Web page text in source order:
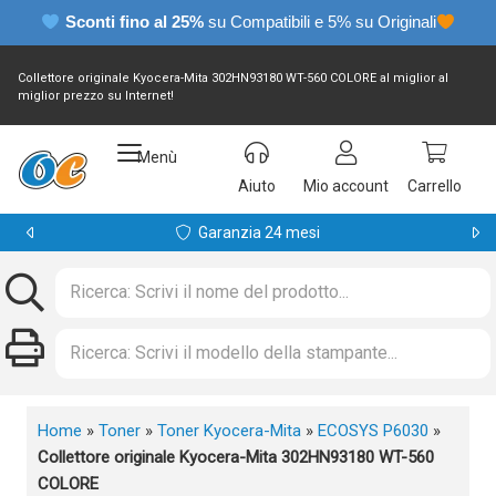
Sconti fino al 25% su Compatibili e 5% su Originali
Collettore originale Kyocera-Mita 302HN93180 WT-560 COLORE al miglior al
miglior prezzo su Internet!
Menù
Aiuto
Mio account Carrello
Garanzia 24 mesi
Home » Toner » Toner Kyocera-Mita » ECOSYS P6030 »
Collettore originale Kyocera-Mita 302HN93180 WT-560
COLORE